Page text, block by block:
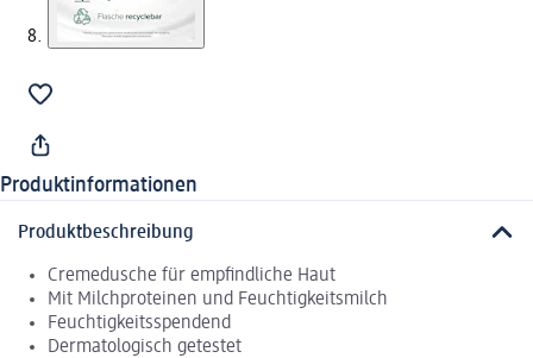
Produktinformationen
Produktbeschreibung
Cremedusche für empfindliche Haut
Mit Milchproteinen und Feuchtigkeitsmilch
Feuchtigkeitsspendend
Dermatologisch getestet